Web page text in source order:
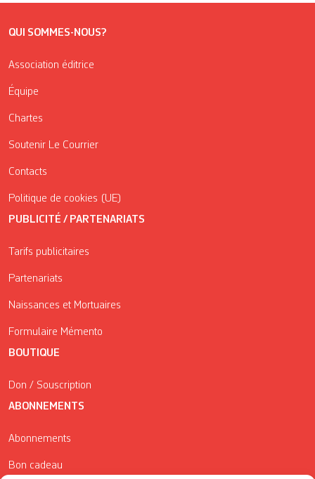
QUI SOMMES-NOUS?
Association éditrice
Équipe
Chartes
Soutenir Le Courrier
Contacts
Politique de cookies (UE)
PUBLICITÉ / PARTENARIATS
Tarifs publicitaires
Partenariats
Naissances et Mortuaires
Formulaire Mémento
BOUTIQUE
Don / Souscription
ABONNEMENTS
Abonnements
Bon cadeau